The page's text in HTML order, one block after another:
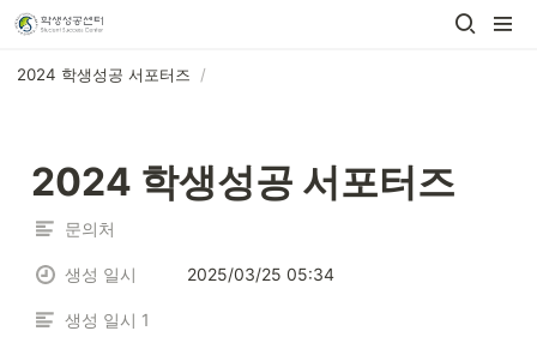
2024 학생성공 서포터즈 /
2024 학생성공 서포터즈
문의처
생성 일시 2025/03/25 05:34
생성 일시 1